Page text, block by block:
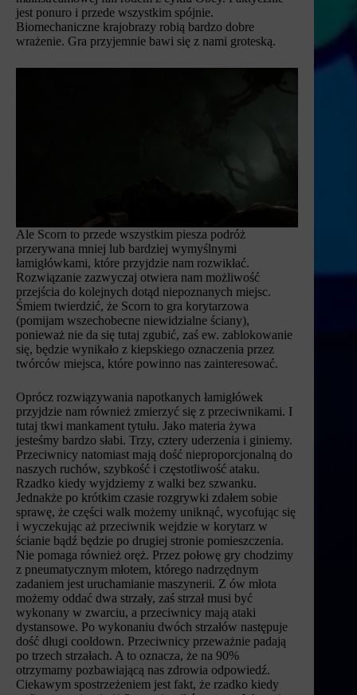
jest ponuro i przede wszystkim spójnie.
Biomechaniczne krajobrazy robią bardzo dobre
wrażenie. Gra przyjemnie bawi się z nami groteską.
Ale Scorn to przede wszystkim piesza podróż
przerywana mniej lub bardziej wymyślnymi
łamigłówkami, które przyjdzie nam rozwikłać.
Rozwiązanie zazwyczaj otwiera nam możliwość
przejścia do kolejnych dotąd niepoznanych miejsc.
Śmiem twierdzić, że Scorn to gra korytarzowa
(pomijam wszechobecne niewidzialne ściany),
ponieważ nie da się tutaj zgubić, zaś ew. zablokowanie
się, będzie wynikało z kiepskiego oznaczenia przez
twórców miejsca, które powinno nas zainteresować.
Oprócz rozwiązywania napotkanych łamigłówek
przyjdzie nam również zmierzyć się z przeciwnikami. I
tutaj tkwi mankament tytułu. Jako materia żywa
jesteśmy bardzo słabi. Trzy, cztery uderzenia i giniemy.
Przeciwnicy natomiast mają dość nieproporcjonalną do
naszych ruchów, szybkość i częstotliwość ataku.
Rzadko kiedy wyjdziemy z walki bez szwanku.
Jednakże po krótkim czasie rozgrywki zdałem sobie
sprawę, że części walk możemy uniknąć, wycofując się
i wyczekując aż przeciwnik wejdzie w korytarz w
ścianie bądź będzie po drugiej stronie pomieszczenia.
Nie pomaga również oręż. Przez połowę gry chodzimy
z pneumatycznym młotem, którego nadrzędnym
zadaniem jest uruchamianie maszynerii. Z ów młota
możemy oddać dwa strzały, zaś strzał musi być
wykonany w zwarciu, a przeciwnicy mają ataki
dystansowe. Po wykonaniu dwóch strzałów następuje
dość długi cooldown. Przeciwnicy przeważnie padają
po trzech strzałach. A to oznacza, że na 90%
otrzymamy pozbawiającą nas zdrowia odpowiedź.
Ciekawym spostrzeżeniem jest fakt, że rzadko kiedy